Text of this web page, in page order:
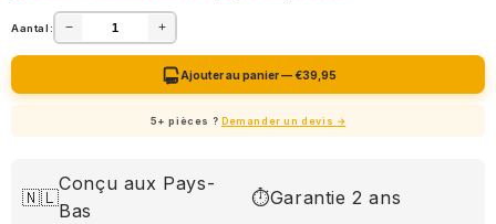
Aantal: − +
Ajouter au panier — €39,95
5+ pièces ? Demander un devis →
🇳🇱
Conçu aux Pays-
Bas
⏱Garantie 2 ans